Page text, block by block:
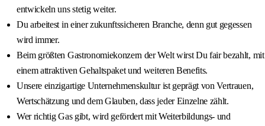
entwickeln uns stetig weiter.
Du arbeitest in einer zukunftssicheren Branche, denn gut gegessen
wird immer.
Beim größten Gastronomiekonzern der Welt wirst Du fair bezahlt, mit
einem attraktiven Gehaltspaket und weiteren Benefits.
Unsere einzigartige Unternehmenskultur ist geprägt von Vertrauen,
Wertschätzung und dem Glauben, dass jeder Einzelne zählt.
Wer richtig Gas gibt, wird gefördert mit Weiterbildungs- und